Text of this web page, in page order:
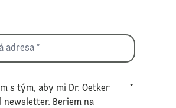
s tým, aby mi Dr. Oetker
newsletter. Beriem na
*